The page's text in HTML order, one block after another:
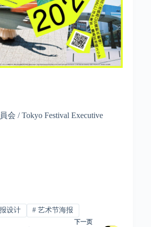
会 / Tokyo Festival Executive
设计 # 艺术节海报
下一页